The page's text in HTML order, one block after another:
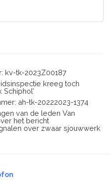
kv-tk-2023Z00187
kreeg toch
ah-tk-20222023-1374
van de leden Van
het bericht
over zwaar sjouwwerk